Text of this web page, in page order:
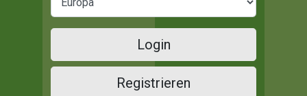
Login
Registrieren